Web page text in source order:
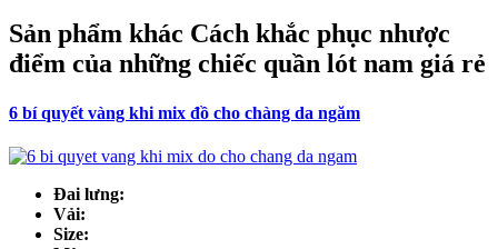
Sản phẩm khác Cách khắc phục nhược
điểm của những chiếc quần lót nam giá rẻ
6 bí quyết vàng khi mix đồ cho chàng da ngăm
Đai lưng:
Vải:
Size: